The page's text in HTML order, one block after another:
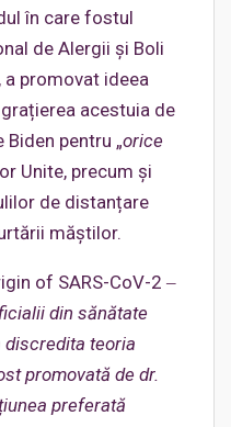
în care fostul
de Alergii și Boli
a promovat ideea
acestuia de
pentru „orice
Unite, precum și
de distanțare
măștilor.
of SARS-CoV-2 ‒
din sănătate
discredita teoria
promovată de dr.
preferată